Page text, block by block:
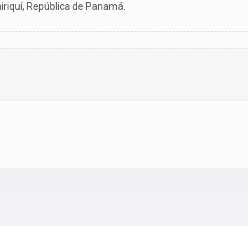
República de Panamá.